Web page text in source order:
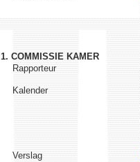
1. COMMISSIE KAMER
Rapporteur
Kalender
Verslag